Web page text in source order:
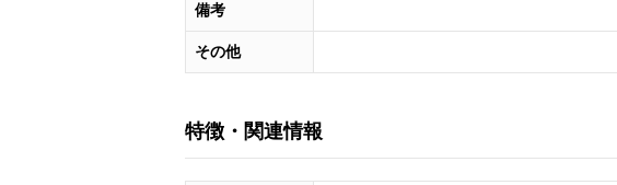
備考
その他
特徴・関連情報